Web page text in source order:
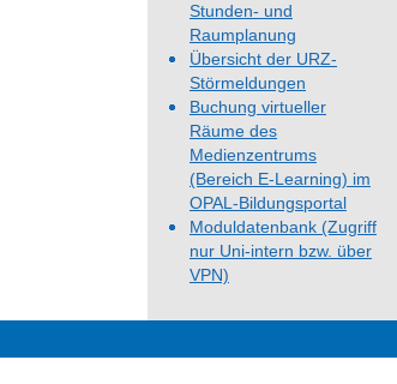
Stunden- und
Raumplanung
Übersicht der URZ-
Störmeldungen
Buchung virtueller
Räume des
Medienzentrums
(Bereich E-Learning) im
OPAL-Bildungsportal
Moduldatenbank (Zugriff
nur Uni-intern bzw. über
VPN)